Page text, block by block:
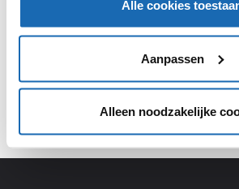
Alle cookies
Aanpassen
Alleen noodzakelijke
Meld je aan, deel jouw kennis en
platform!
AANMELDEN